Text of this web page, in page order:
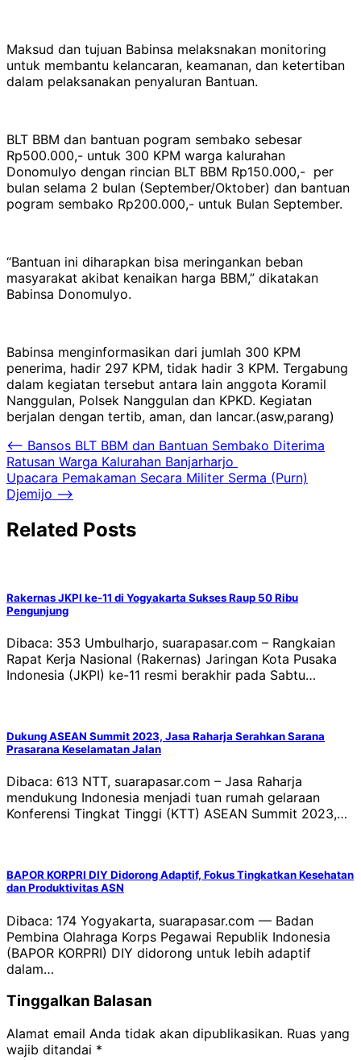
Maksud dan tujuan Babinsa melaksnakan monitoring
untuk membantu kelancaran, keamanan, dan ketertiban
dalam pelaksanakan penyaluran Bantuan.
BLT BBM dan bantuan pogram sembako sebesar
Rp500.000,- untuk 300 KPM warga kalurahan
Donomulyo dengan rincian BLT BBM Rp150.000,- per
bulan selama 2 bulan (September/Oktober) dan bantuan
pogram sembako Rp200.000,- untuk Bulan September.
“Bantuan ini diharapkan bisa meringankan beban
masyarakat akibat kenaikan harga BBM,” dikatakan
Babinsa Donomulyo.
Babinsa menginformasikan dari jumlah 300 KPM
penerima, hadir 297 KPM, tidak hadir 3 KPM. Tergabung
dalam kegiatan tersebut antara lain anggota Koramil
Nanggulan, Polsek Nanggulan dan KPKD. Kegiatan
berjalan dengan tertib, aman, dan lancar.(asw,parang)
Navigasi
pos
⟵ Bansos BLT BBM dan Bantuan Sembako Diterima
Ratusan Warga Kalurahan Banjarharjo
Upacara Pemakaman Secara Militer Serma (Purn)
Djemijo ⟶
Related Posts
Rakernas JKPI ke-11 di Yogyakarta Sukses Raup 50 Ribu
Pengunjung
Dibaca: 353 Umbulharjo, suarapasar.com – Rangkaian
Rapat Kerja Nasional (Rakernas) Jaringan Kota Pusaka
Indonesia (JKPI) ke-11 resmi berakhir pada Sabtu…
Dukung ASEAN Summit 2023, Jasa Raharja Serahkan Sarana
Prasarana Keselamatan Jalan
Dibaca: 613 NTT, suarapasar.com – Jasa Raharja
mendukung Indonesia menjadi tuan rumah gelaraan
Konferensi Tingkat Tinggi (KTT) ASEAN Summit 2023,…
BAPOR KORPRI DIY Didorong Adaptif, Fokus Tingkatkan Kesehatan
dan Produktivitas ASN
Dibaca: 174 Yogyakarta, suarapasar.com — Badan
Pembina Olahraga Korps Pegawai Republik Indonesia
(BAPOR KORPRI) DIY didorong untuk lebih adaptif
dalam…
Tinggalkan Balasan
Alamat email Anda tidak akan dipublikasikan. Ruas yang
wajib ditandai *